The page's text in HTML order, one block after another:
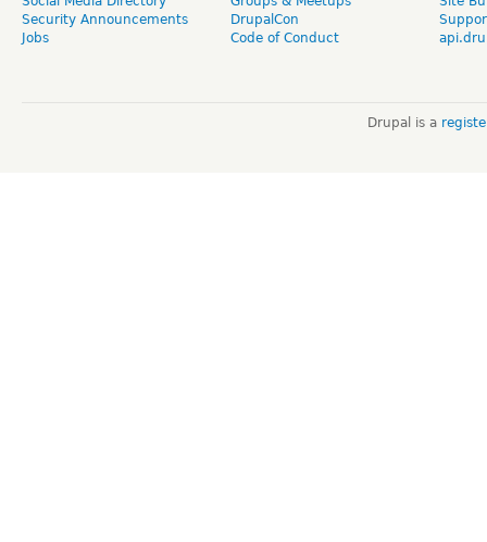
Security Announcements
Jobs
DrupalCon
Code of Conduct
Drupal is a